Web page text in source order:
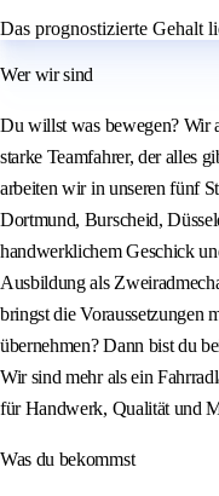
Das prognostizierte Gehalt
Wer wir sind
Du willst was bewegen? Wir
starke Teamfahrer, der alles
arbeiten wir in unseren fünf
Dortmund, Burscheid,
handwerklichem Geschick
Ausbildung als
bringst die Voraussetzungen
übernehmen? Dann bist du
Wir sind mehr als ein
für Handwerk, Qualität und
Was du bekommst